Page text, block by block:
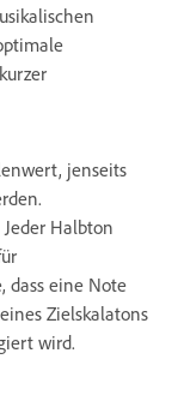
jenseits
Halbton
dass eine Note
Zielskalatons
wird.